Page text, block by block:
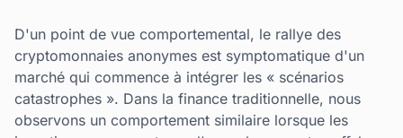
D'un point de vue comportemental, le rallye des
cryptomonnaies anonymes est symptomatique d'un
marché qui commence à intégrer les « scénarios
catastrophes ». Dans la finance traditionnelle, nous
observons un comportement similaire lorsque les